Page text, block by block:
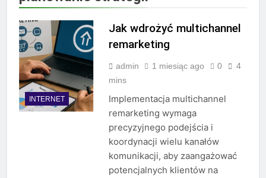
INTERNET
Jak wdrożyć multichannel
remarketing
admin 1 miesiąc ago 0
4
mins
Implementacja multichannel
remarketing wymaga
precyzyjnego podejścia i
koordynacji wielu kanałów
komunikacji, aby zaangażować
potencjalnych klientów na